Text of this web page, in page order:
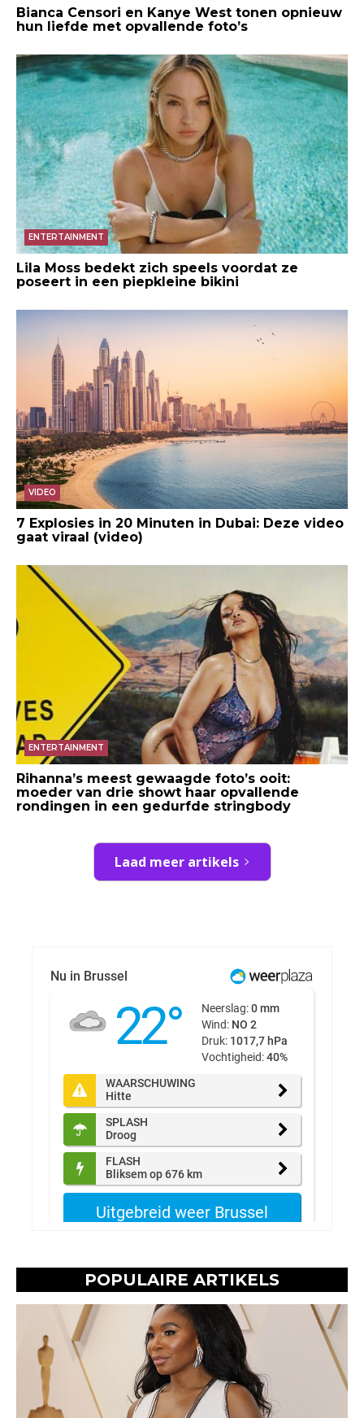
Bianca Censori en Kanye West tonen opnieuw
hun liefde met opvallende foto’s
ENTERTAINMENT
Lila Moss bedekt zich speels voordat ze
poseert in een piepkleine bikini
VIDEO
7 Explosies in 20 Minuten in Dubai: Deze video
gaat viraal (video)
ENTERTAINMENT
Rihanna’s meest gewaagde foto’s ooit:
moeder van drie showt haar opvallende
rondingen in een gedurfde stringbody
Laad meer artikels
POPULAIRE ARTIKELS